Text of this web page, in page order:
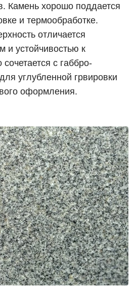
Камень хорошо поддается
и термообработке.
отличается
и устойчивостью к
с габбро-
углубленной грвировки
оформления.